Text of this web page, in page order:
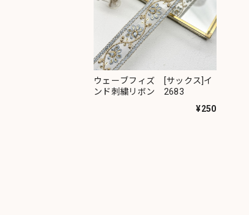
ウェーブフィズ [サックス]イ
ンド刺繍リボン 2683
¥250